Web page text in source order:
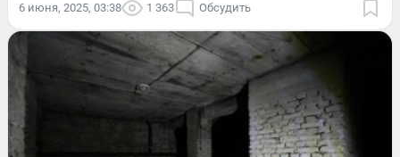
6 июня, 2025, 03:38 1 363 Обсудить